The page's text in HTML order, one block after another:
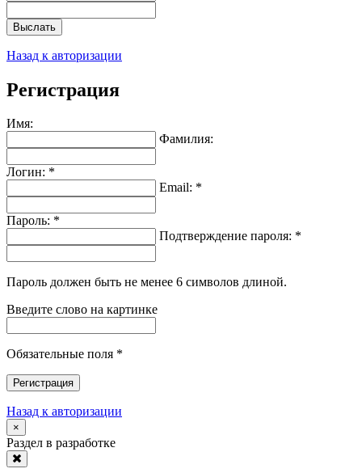
Выслать
Назад к авторизации
Регистрация
Имя:
Фамилия:
Логин: *
Email: *
Пароль: *
Подтверждение пароля: *
Пароль должен быть не менее 6 символов длиной.
Введите слово на картинке
Обязательные поля *
Регистрация
Назад к авторизации
×
Раздел в разработке